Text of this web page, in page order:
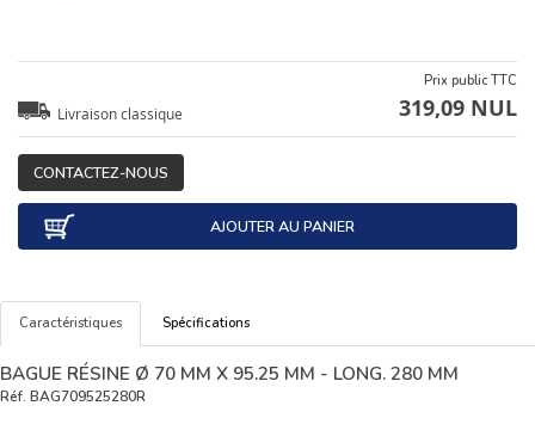
Livraison classique
Prix public TTC
319,09 NUL
CONTACTEZ-NOUS
AJOUTER AU PANIER
Caractéristiques Spécifications
BAGUE RÉSINE Ø 70 MM X 95.25 MM - LONG. 280 MM
Réf. BAG709525280R